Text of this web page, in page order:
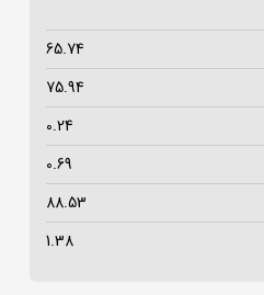
65.74
75.94
0.24
0.69
88.53
1.38